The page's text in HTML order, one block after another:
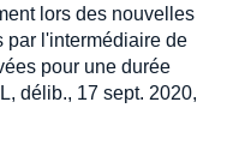
lors des nouvelles
par l'intermédiaire de
pour une durée
délib., 17 sept. 2020,